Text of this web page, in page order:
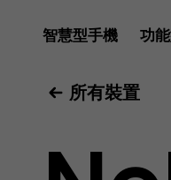
3.2
智慧型手機 功
所有裝置